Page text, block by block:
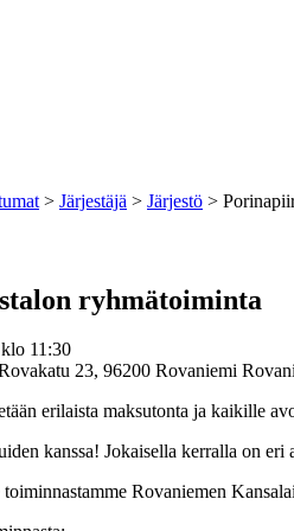
> Järjestäjä > Järjestö >
ryhmätoiminta
11:30
23, 96200 Rovaniemi
erilaista maksutonta ja kaikille
kanssa! Jokaisella kerralla on
Rovaniemen